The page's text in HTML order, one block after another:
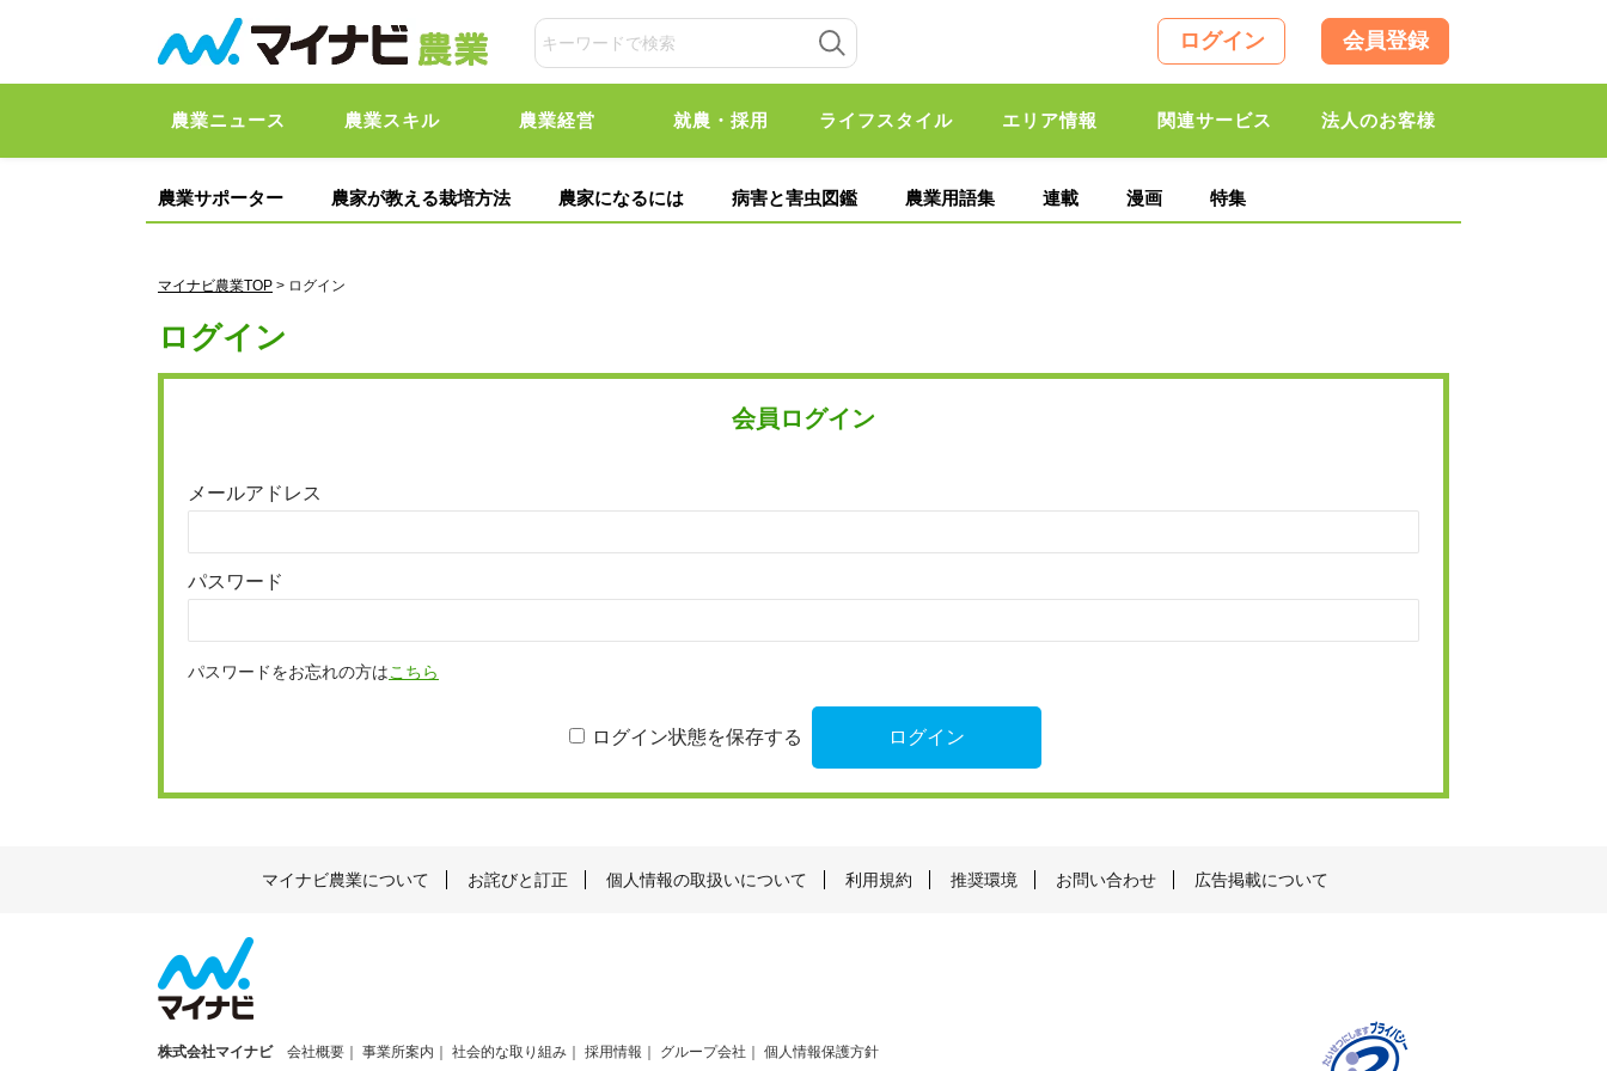
ログイン 会員登録
農業ニュース 農業スキル 農業経営 就農・採用 ライフスタイル エリア情報 関連サービス 法人のお客様
農業サポーター 農家が教える栽培方法 農家になるには 病害と害虫図鑑 農業用語集 連載 漫画 特集
マイナビ農業TOP > ログイン
ログイン
会員ログイン
メールアドレス
パスワード
パスワードをお忘れの方はこちら
ログイン状態を保存する
マイナビ農業について お詫びと訂正 個人情報の取扱いについて 利用規約 推奨環境 お問い合わせ 広告掲載について
株式会社マイナビ 会社概要 事業所案内 社会的な取り組み 採用情報 グループ会社 個人情報保護方針